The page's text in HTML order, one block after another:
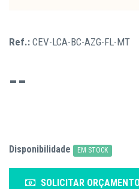
Ref.: CEV-LCA-BC-AZG-FL-MT
--
Disponibilidade EM STOCK
SOLICITAR